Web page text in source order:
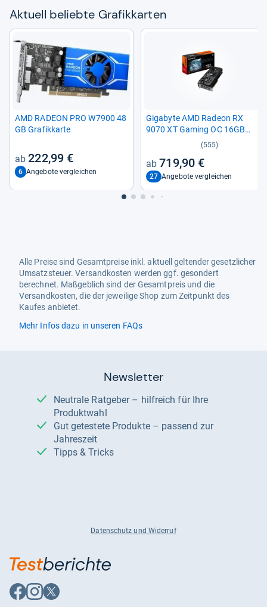
Aktu­ell beliebte Gra­fik­kar­ten
AMD RADEON PRO W7900 48
GB Gra­fik­karte
222,99 €
6 Angebote vergleichen
Giga­byte AMD Radeon RX
9070 XT Gaming OC 16GB
(555)
719,90 €
27 Angebote vergleichen
Alle Preise sind Gesamtpreise inkl. aktuell geltender gesetzlicher
Umsatzsteuer. Versandkosten werden ggf. gesondert
berechnet. Maßgeblich sind der Gesamtpreis und die
Versandkosten, die der jeweilige Shop zum Zeitpunkt des
Kaufes anbietet.
Mehr Infos dazu in unseren FAQs
Newsletter
Neutrale Ratgeber – hilfreich für Ihre
Produktwahl
Gut getestete Produkte – passend zur
Jahreszeit
Tipps & Tricks
Datenschutz und Widerruf
Auf
Facebook
Auf
Instagram
Auf
X